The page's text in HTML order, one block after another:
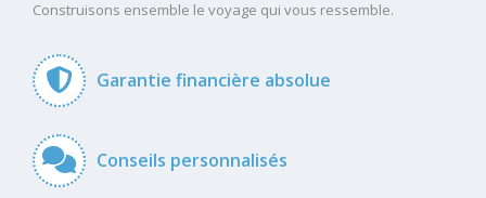
Construisons ensemble le voyage qui vous ressemble.
Garantie financière absolue
Conseils personnalisés